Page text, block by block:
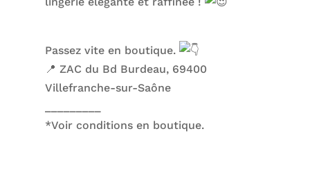
Passez vite en boutique.
📍 ZAC du Bd Burdeau, 69400
Villefranche-sur-Saône
*Voir conditions en boutique.